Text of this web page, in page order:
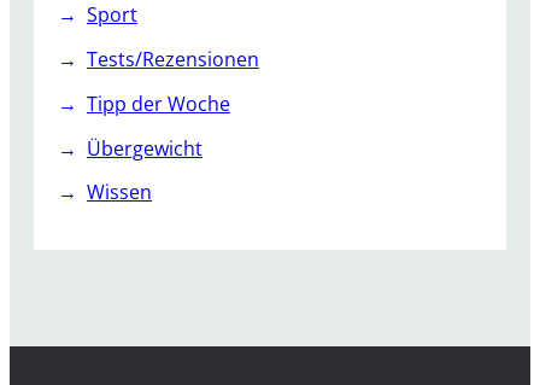
Sport
Tests/Rezensionen
Tipp der Woche
Übergewicht
Wissen